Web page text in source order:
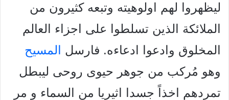
ليظهروا لهم اولوهيته وتبعه كثيرون من
الملائكة الذين تسلطوا على اجزاء العالم
المخلوق وادعوا ادعاءه. فارسل
المسيح
وهو مُركب من جوهر حيوى روحى ليبطل
تمردهم اخذاً جسدا اثيريا من السماء و مر